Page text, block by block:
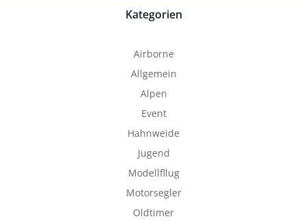
Kategorien
Airborne
Allgemein
Alpen
Event
Hahnweide
Jugend
Modellfllug
Motorsegler
Oldtimer